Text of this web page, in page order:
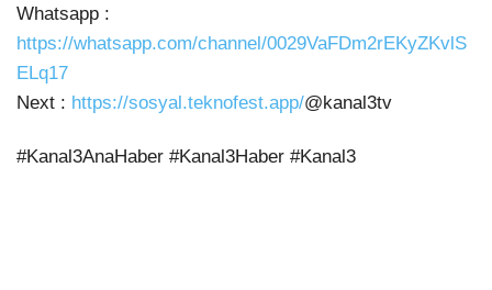
Whatsapp :
https://whatsapp.com/channel/0029VaFDm2rEKyZKvlS
ELq17
Next : https://sosyal.teknofest.app/@kanal3tv
#Kanal3AnaHaber #Kanal3Haber #Kanal3